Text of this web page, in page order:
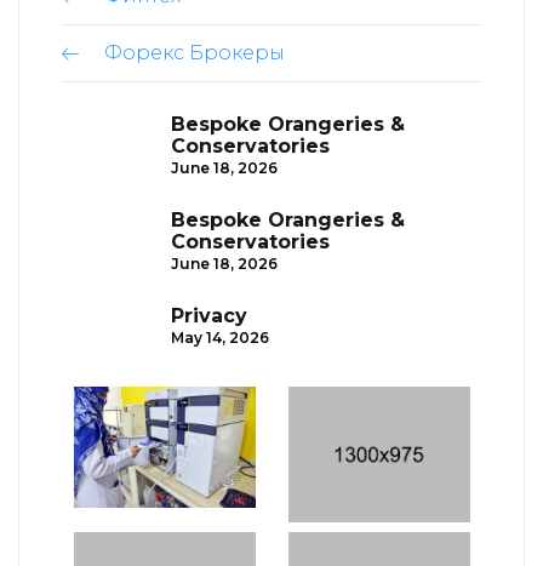
Форекс Брокеры
Bespoke Orangeries &
Conservatories
June 18, 2026
Bespoke Orangeries &
Conservatories
June 18, 2026
Privacy
May 14, 2026